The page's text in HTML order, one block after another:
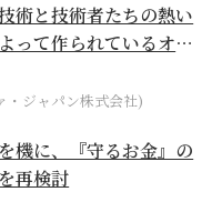
術と技術者たちの熱い
って作られているオー
・ジャパン株式会社)
機に、『守るお金』の
再検討